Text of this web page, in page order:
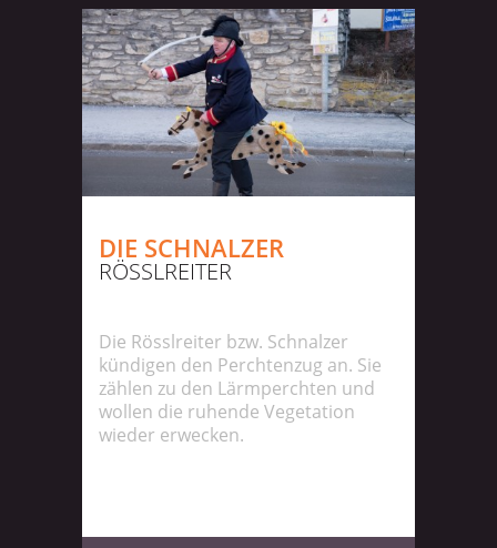
DIE SCHNALZER
RÖSSLREITER
Die Rösslreiter bzw. Schnalzer
kündigen den Perchtenzug an. Sie
zählen zu den Lärmperchten und
wollen die ruhende Vegetation
wieder erwecken.